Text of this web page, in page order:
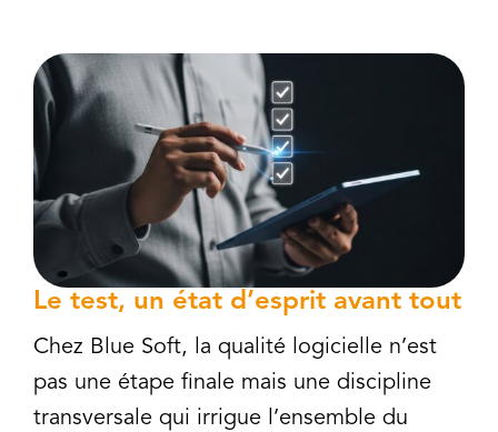
Le test, un état d’esprit avant tout
Chez Blue Soft, la qualité logicielle n’est
pas une étape finale mais une discipline
transversale qui irrigue l’ensemble du